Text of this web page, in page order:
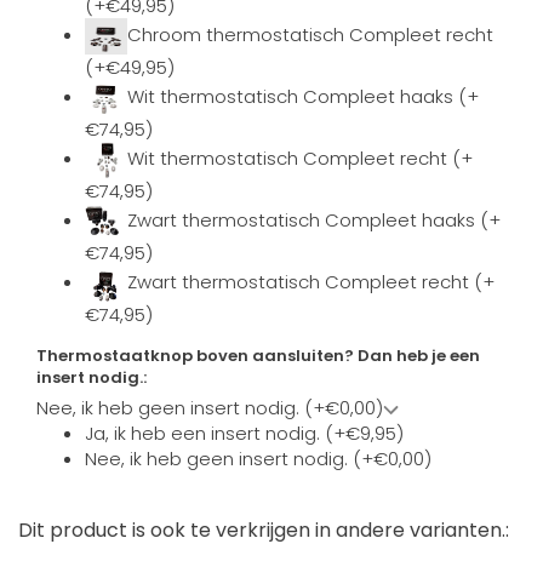
(+€49,95)
Chroom thermostatisch Compleet recht
(+€49,95)
Wit thermostatisch Compleet haaks (+
€74,95)
Wit thermostatisch Compleet recht (+
€74,95)
Zwart thermostatisch Compleet haaks (+
€74,95)
Zwart thermostatisch Compleet recht (+
€74,95)
Thermostaatknop boven aansluiten? Dan heb je een
insert nodig.:
Nee, ik heb geen insert nodig. (+€0,00)
Ja, ik heb een insert nodig. (+€9,95)
Nee, ik heb geen insert nodig. (+€0,00)
Dit product is ook te verkrijgen in andere varianten.: